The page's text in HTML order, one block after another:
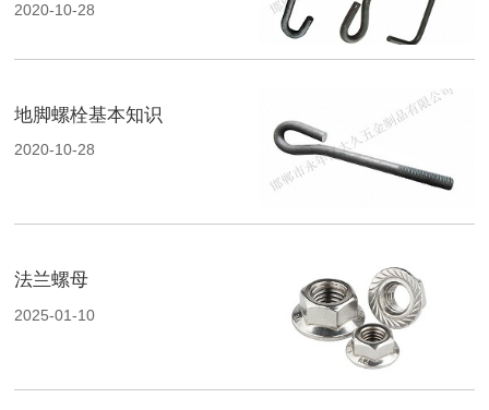
2020-10-28
地脚螺栓基本知识
2020-10-28
法兰螺母
2025-01-10